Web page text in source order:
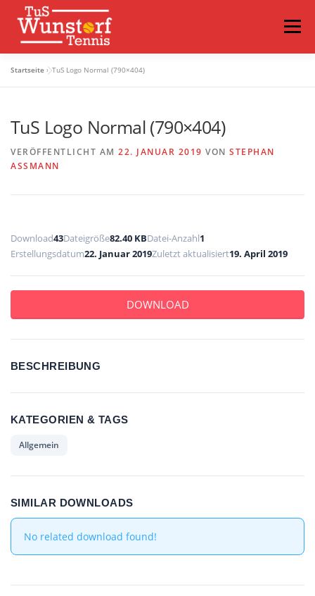
Menü
TERMINE VIDEOS FAQS LOGIN
Startseite »TuS Logo Normal (790×404)
TuS Logo Normal (790×404)
VERÖFFENTLICHT AM 22. JANUAR 2019 VON STEPHAN
ASSMANN
Download43Dateigröße82.40 KBDatei-Anzahl1
Erstellungsdatum22. Januar 2019Zuletzt aktualisiert19. April 2019
DOWNLOAD
BESCHREIBUNG
KATEGORIEN & TAGS
Allgemein
SIMILAR DOWNLOADS
No related download found!